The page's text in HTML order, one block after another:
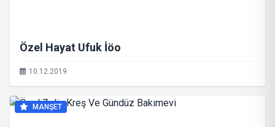
Özel Hayat Ufuk İöo
10.12.2019
MANŞET